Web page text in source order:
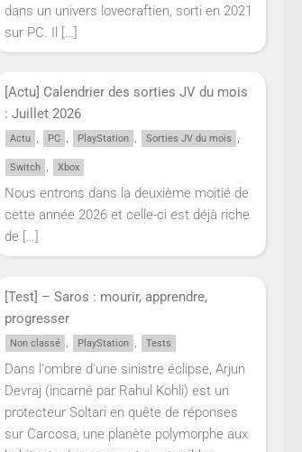
dans un univers lovecraftien, sorti en 2021
sur PC. Il […]
[Actu] Calendrier des sorties JV du mois
: Juillet 2026
Actu , PC , PlayStation , Sorties JV du mois ,
Switch , Xbox
Nous entrons dans la deuxième moitié de
cette année 2026 et celle-ci est déjà riche
de […]
[Test] – Saros : mourir, apprendre,
progresser
Non classé , PlayStation , Tests
Dans l'ombre d'une sinistre éclipse, Arjun
Devraj (incarné par Rahul Kohli) est un
protecteur Soltari en quête de réponses
sur Carcosa, une planète polymorphe aux